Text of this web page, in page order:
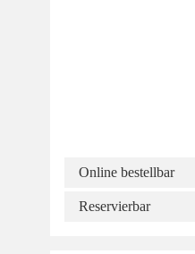
Online bestellbar
Reservierbar